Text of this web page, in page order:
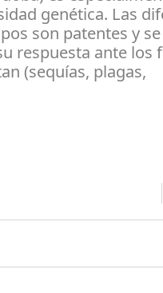
genética. Las
son patentes y
respuesta ante los
(sequías, plagas,